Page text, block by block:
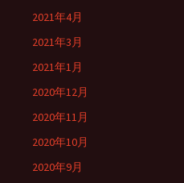
2021年4月
2021年3月
2021年1月
2020年12月
2020年11月
2020年10月
2020年9月